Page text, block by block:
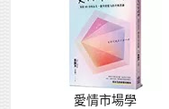
愛情市場學